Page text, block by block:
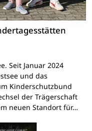
Seit Januar 2024
und das
Kinderschutzbund
der Trägerschaft
neuen Standort für…